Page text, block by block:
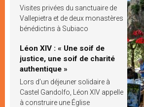
Visites privées du sanctuaire de
Vallepietra et de deux monastères
bénédictins à Subiaco
Léon XIV : « Une soif de
justice, une soif de charité
authentique »
Lors d’un déjeuner solidaire à
Castel Gandolfo, Léon XIV appelle
à construire une Église